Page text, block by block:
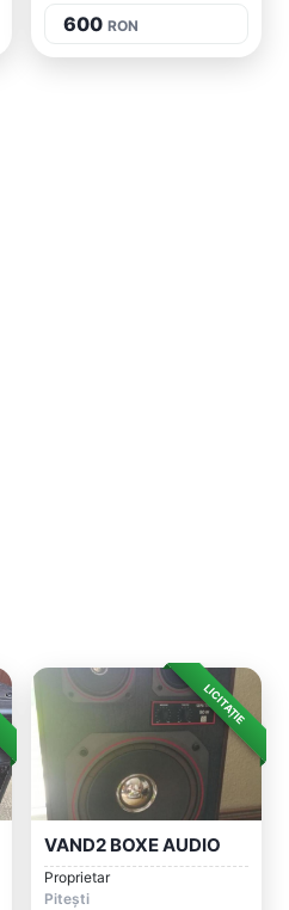
600 RON
LICITAȚIE
VAND2 BOXE AUDIO
Proprietar
Pitești